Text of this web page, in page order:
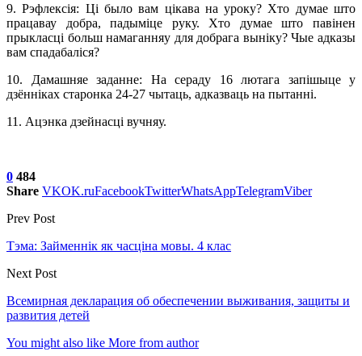
9. Рэфлексiя: Цi было вам цiкава на уроку? Хто думае што
працавау добра, падымiце руку. Хто думае што павiнен
прыкласцi больш намаганняу для добрага вынiку? Чые адказы
вам спадабалiся?
10. Дамашняе заданне: На сераду 16 лютага запiшыце у
дзённiках старонка 24-27 чытаць, адказваць на пытаннi.
11. Ацэнка дзейнасцi вучняу.
0 484
Share VKOK.ruFacebookTwitterWhatsAppTelegramViber
Prev Post
Тэма: Займеннiк як часцiна мовы. 4 клас
Next Post
Всемирная декларация об обеспечении выживания, защиты и
развития детей
You might also like More from author